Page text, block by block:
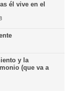
él vive en el
y la
(que va a